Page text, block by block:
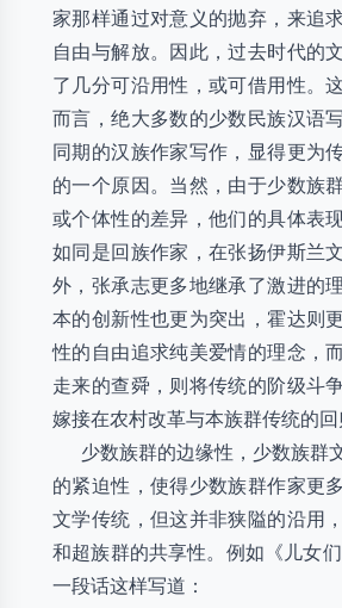
家那样通过对意义的抛弃，来追
自由与解放。因此，过去时代的
了几分可沿用性，或可借用性。
而言，绝大多数的少数民族汉语
同期的汉族作家写作，显得更为
的一个原因。当然，由于少数族
或个体性的差异，他们的具体表
如同是回族作家，在张扬伊斯兰
外，张承志更多地继承了激进的
本的创新性也更为突出，霍达则
性的自由追求纯美爱情的理念，
走来的查舜，则将传统的阶级斗
嫁接在农村改革与本族群传统的回
少数族群的边缘性，少数族群
的紧迫性，使得少数族群作家更
文学传统，但这并非狭隘的沿用
和超族群的共享性。例如《儿女
一段话这样写道：